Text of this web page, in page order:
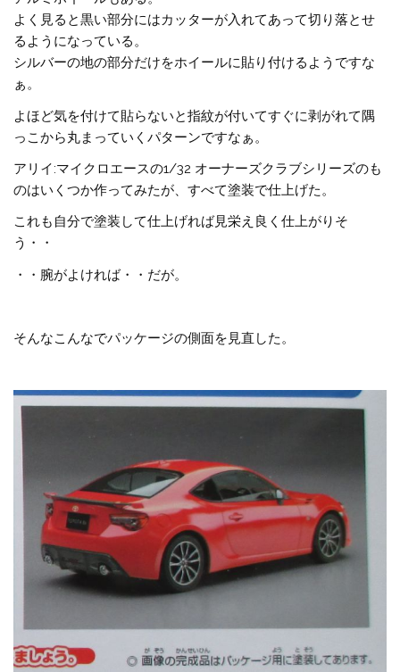
よく見ると黒い部分にはカッターが入れてあって切り落とせ
るようになっている。
シルバーの地の部分だけをホイールに貼り付けるようですな
ぁ。
よほど気を付けて貼らないと指紋が付いてすぐに剥がれて隅
っこから丸まっていくパターンですなぁ。
アリイ:マイクロエースの1/32 オーナーズクラブシリーズのも
のはいくつか作ってみたが、すべて塗装で仕上げた。
これも自分で塗装して仕上げれば見栄え良く仕上がりそ
う・・
・・腕がよければ・・だが。
そんなこんなでパッケージの側面を見直した。